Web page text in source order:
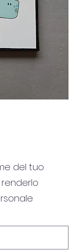
del tuo